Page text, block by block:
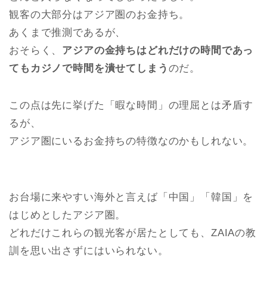
観客の大部分はアジア圏のお金持ち。
あくまで推測であるが、
おそらく、 アジアの金持ちはどれだけの時間であっ
てもカジノで時間を潰せてしまう のだ。
この点は先に挙げた「暇な時間」の理屈とは矛盾す
るが、
アジア圏にいるお金持ちの特徴なのかもしれない。
お台場に来やすい海外と言えば「中国」「韓国」を
はじめとしたアジア圏。
どれだけこれらの観光客が居たとしても、ZAIAの教
訓を思い出さずにはいられない。